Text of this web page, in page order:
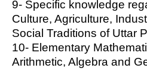
9- Specific knowledge
Culture, Agriculture,
Social Traditions of Uttar
10- Elementary
Arithmetic, Algebra and